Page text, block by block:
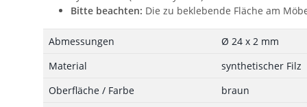
Bitte beachten: Die zu beklebende Fläche am
Abmessungen
Ø 24 x 2 mm
Material
synthetischer Filz
Oberfläche / Farbe
braun